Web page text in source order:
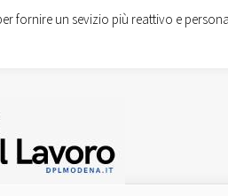
fornire un sevizio più reattivo e